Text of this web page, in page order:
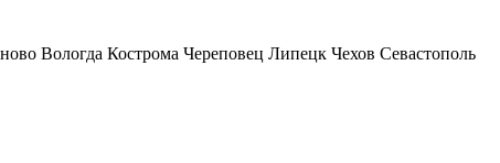
Вологда Кострома Череповец Липецк Чехов Севастополь